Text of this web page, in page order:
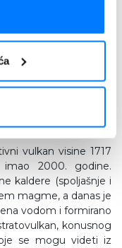
ostrva, ostrvska
i pirinčanim
koja ima ulaz u
(Monkey Forest)
oko 120 vrsta
vulkan visine 1717
2000. godine.
kaldere (spoljašnje i
magme, a danas je
vodom i formirano
konusnog
se mogu videti iz